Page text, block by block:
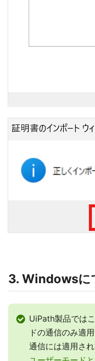
3. Windowsに
UiPath製品では
ドの通信のみ適
通信には適用され